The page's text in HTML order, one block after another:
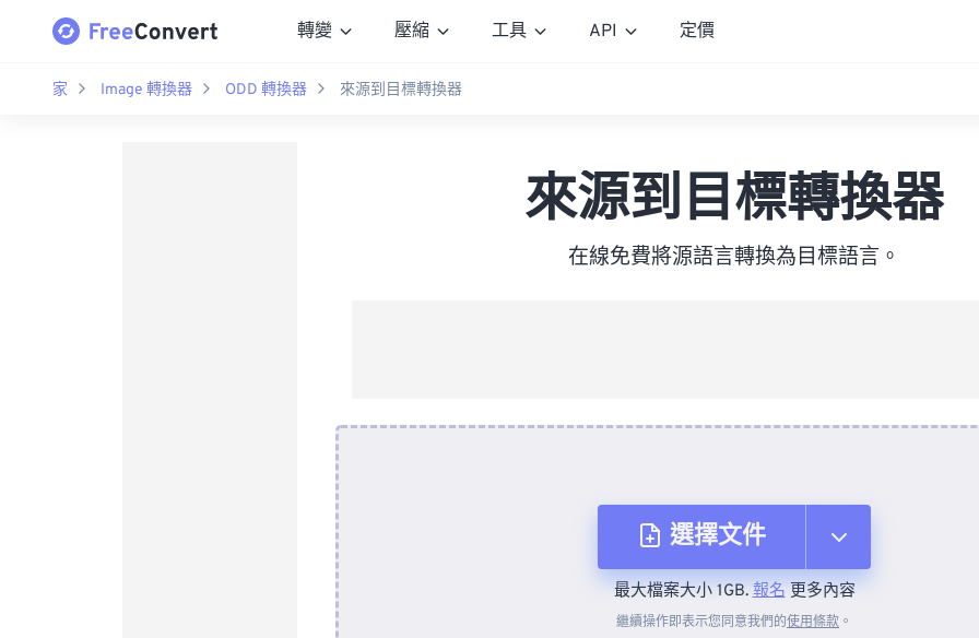
轉變 壓縮 工具 API 定價
家 Image 轉換器 ODD 轉換器 來源到目標轉換器
來源到目標轉換器
在線免費將源語言轉換為目標語言。
選擇文件
來自裝置
最大檔案大小 1GB.報名更多內容
繼續操作即表示您同意我們的使用條款 。